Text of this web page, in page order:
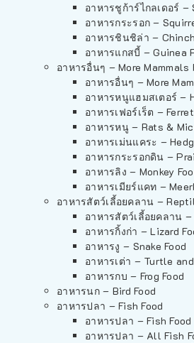
อาหารชูก้าร์ไกลเดอร์ –
อาหารกระรอก –
อาหารชินชิล่า –
อาหารแกสบี้ – Guinea
อาหารอื่นๆ – More Mammals
อาหารอื่นๆ – More
อาหารหนูแฮมสเตอร์ –
อาหารเฟอร์เร็ต –
อาหารหนู – Rats &
อาหารเม่นแคระ –
อาหารกระรอกดิน –
อาหารลิง – Monkey
อาหารเมียร์แคท –
อาหารสัตว์เลี้อยคลาน –
อาหารสัตว์เลี้อยคลาน –
อาหารกิ้งก่า – Lizard
อาหารงู – Snake Food
อาหารเต่า – Turtle
อาหารกบ – Frog Food
อาหารนก – Bird Food
อาหารปลา – Fish Food
อาหารปลา – Fish Food
อาหารปลา – All Fish